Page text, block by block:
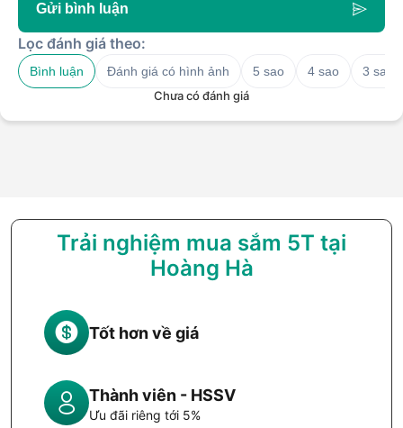
Gửi bình luận
Lọc đánh giá theo:
Bình luận Đánh giá có hình ảnh 5 sao 4 sao
3 sao
Chưa có đánh giá
Trải nghiệm mua sắm 5T tại
Hoàng Hà
Tốt hơn về giá
Thành viên - HSSV
Ưu đãi riêng tới 5%